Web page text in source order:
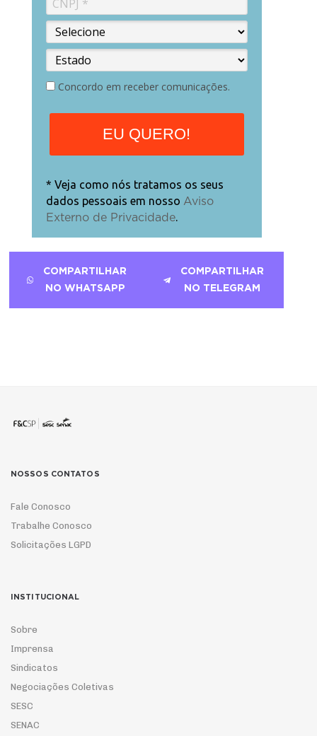
Concordo em receber comunicações.
EU QUERO!
* Veja como nós tratamos os seus
dados pessoais em nosso Aviso
Externo de Privacidade.
COMPARTILHAR
NO WHATSAPP
COMPARTILHAR
NO TELEGRAM
NOSSOS CONTATOS
Fale Conosco
Trabalhe Conosco
Solicitações LGPD
INSTITUCIONAL
Sobre
Imprensa
Sindicatos
Negociações Coletivas
SESC
SENAC